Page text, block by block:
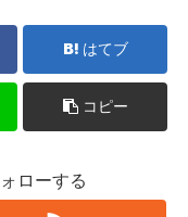
はてブ
コピー
ローする